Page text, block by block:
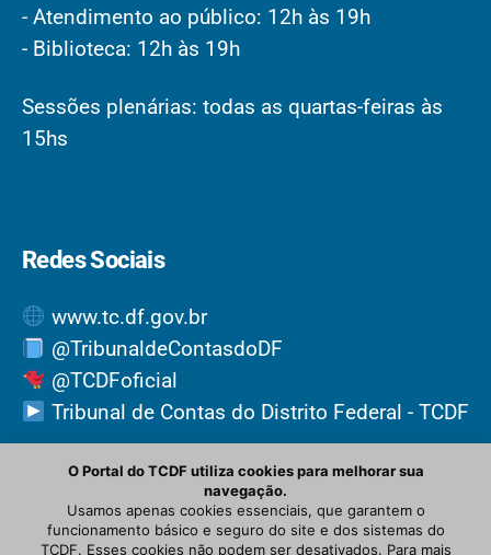
- Atendimento ao público: 12h às 19h
- Biblioteca: 12h às 19h
Sessões plenárias: todas as quartas-feiras às
15hs
Redes Sociais
www.tc.df.gov.br
@TribunaldeContasdoDF
@TCDFoficial
Tribunal de Contas do Distrito Federal - TCDF
O Portal do TCDF utiliza cookies para melhorar sua
navegação.
Usamos apenas cookies essenciais, que garantem o
funcionamento básico e seguro do site e dos sistemas do
TCDF. Esses cookies não podem ser desativados. Para mais